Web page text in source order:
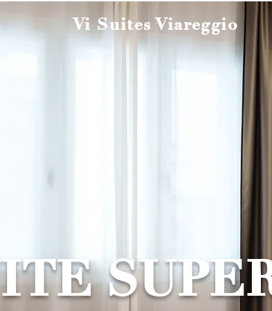
Vi Suites Viareggio